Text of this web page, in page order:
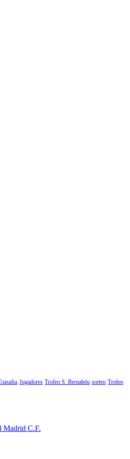
Jugadores Trofeo S. Bernabéu sorteo Trofeo
Madrid C.F.